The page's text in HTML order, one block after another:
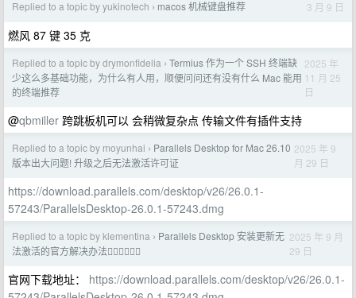
Replied to a topic by yukinotech › macos 机械键盘推荐 3 月 9 日
燃风 87 键 35 克
Replied to a topic by drymonfidelia › Termius 作为一个 SSH 终端缺
少这么多基础功能，为什么有人用，顺便问问还有没有什么 Mac 能用
的终端推荐
2025 年
11 月 25
日
@qbmiller 跨跳板机可以 会稍微复杂点 传输文件有插件支持
Replied to a topic by moyunhai › Parallels Desktop for Mac 26.10
版本出大问题! 升级之后无法激活许可证
2025 年 9
月 29 日
https://download.parallels.com/desktop/v26/26.0.1-
57243/ParallelsDesktop-26.0.1-57243.dmg
Replied to a topic by klementina › Parallels Desktop 安装更新无
法激活的官方解决办法👇🏻👇🏻👇🏻
2025 年 9 月
29 日
官网下载地址： https://download.parallels.com/desktop/v26/26.0.1-